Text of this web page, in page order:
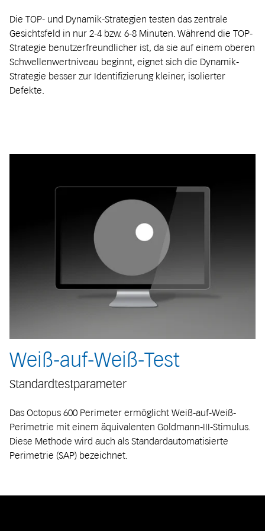
Die TOP- und Dynamik-Strategien testen das zentrale
Gesichtsfeld in nur 2-4 bzw. 6-8 Minuten. Während die TOP-
Strategie benutzerfreundlicher ist, da sie auf einem oberen
Schwellenwertniveau beginnt, eignet sich die Dynamik-
Strategie besser zur Identifizierung kleiner, isolierter
Defekte.
Weiß-auf-Weiß-Test
Standardtestparameter
Das Octopus 600 Perimeter ermöglicht Weiß-auf-Weiß-
Perimetrie mit einem äquivalenten Goldmann-III-Stimulus.
Diese Methode wird auch als Standardautomatisierte
Perimetrie (SAP) bezeichnet.